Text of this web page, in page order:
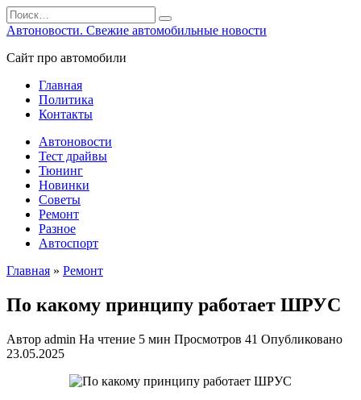
Перейти
к
Search
for:
Автоновости. Свежие автомобильные новости
Сайт про автомобили
Главная
Политика
Контакты
Автоновости
Тест драйвы
Тюнинг
Новинки
Советы
Ремонт
Разное
Автоспорт
Главная » Ремонт
По какому принципу работает ШРУС
Автор admin На чтение 5 мин Просмотров 41 Опубликовано
23.05.2025